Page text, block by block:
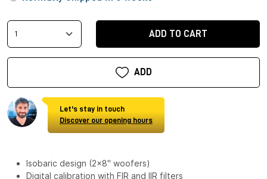
ADD TO CART
ADD
Let's stay in touch
Discover our opening hours
Isobaric design (2x8" woofers)
Digital calibration with FIR and IIR filters